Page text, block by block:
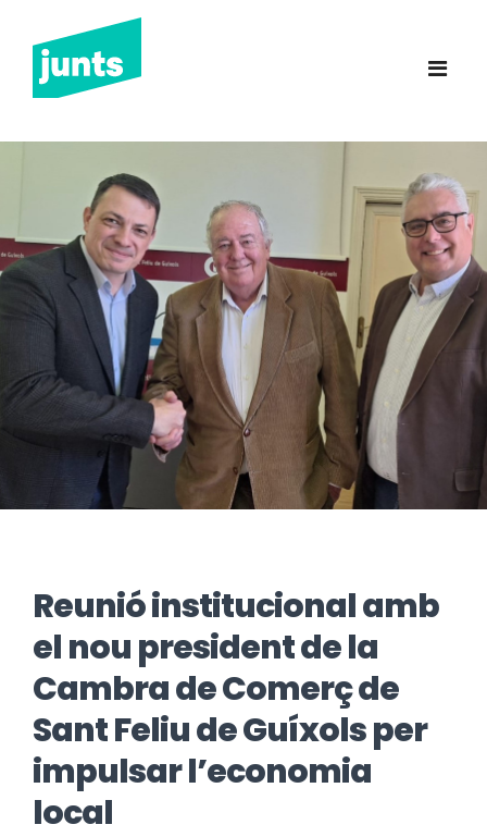
Junts Sant Feliu de
Guíxols
INICI
CANDIDATURA 2023
NOTÍCIES
BUTLLETINS
INCIDÈNCIES
CONTACTE
Reunió institucional amb
el nou president de la
Cambra de Comerç de
Sant Feliu de Guíxols per
impulsar l’economia
local